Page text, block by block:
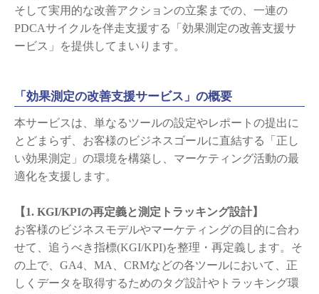
そして実用的な改善アクションの立案までの、一連の
PDCAサイクルを伴走支援する「効果測定の改善支援サ
ービス」を提供してまいります。
「効果測定の改善支援サービス」の概要
本サービスは、単なるツールの設定やレポートの提出に
とどまらず、お客様のビジネスゴールに直結する「正し
い効果測定」の環境を構築し、マーケティング活動の最
適化を支援します。
【1. KGI/KPIの再定義と測定トラッキング設計】
お客様のビジネスモデルやマーケティングの目的に合わ
せて、追うべき指標(KGI/KPI)を整理・再定義します。そ
の上で、GA4、MA、CRMなどの各ツールにおいて、正
しくデータを取得するためのタグ設計やトラッキング環